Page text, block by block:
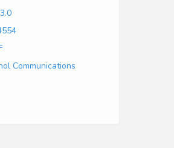
Communications